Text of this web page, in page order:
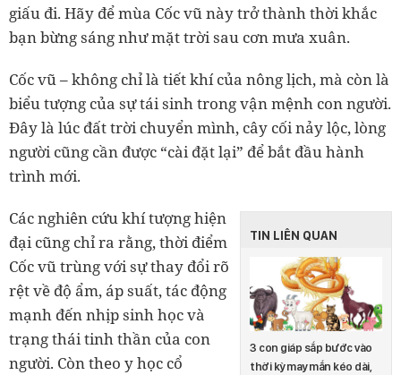
giấu đi. Hãy để mùa Cốc vũnày trở thành thời khắc
bạn bừng sáng như mặt trời sau cơn mưa xuân.
Cốc vũ– không chỉ là tiết khí của nông lịch, mà còn là
biểu tượng của sự tái sinh trong vận mệnh con người.
Đây là lúc đất trời chuyển mình, cây cối nảy lộc, lòng
người cũng cần được “cài đặt lại” để bắt đầu hành
trình mới.
TIN LIÊN QUAN
3 con giáp sắp bước vào
thời kỳ may mắn kéo dài,
Các nghiên cứu khí tượng hiện
đại cũng chỉ ra rằng, thời điểm
Cốc vũtrùng với sự thay đổi rõ
rệt về độ ẩm, áp suất, tác động
mạnh đến nhịp sinh học và
trạng thái tinh thần của con
người. Còn theo y học cổ